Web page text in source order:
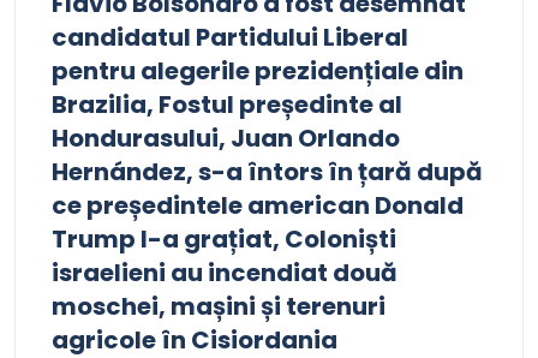
candidatul Partidului Liberal
pentru alegerile prezidențiale din
Brazilia, Fostul președinte al
Hondurasului, Juan Orlando
Hernández, s-a întors în țară după
ce președintele american Donald
Trump l-a grațiat, Coloniști
israelieni au incendiat două
moschei, mașini și terenuri
agricole în Cisiordania